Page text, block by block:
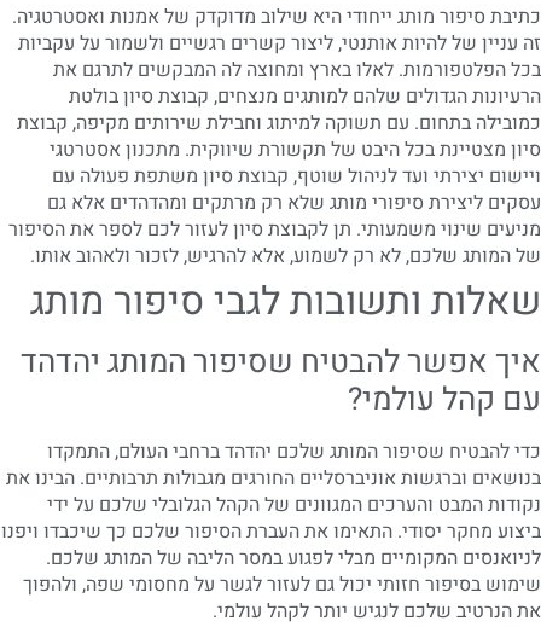
כתיבת סיפור מותג ייחודי היא שילוב מדוקדק של אמנות ואסטרטגיה.
זה עניין של להיות אותנטי, ליצור קשרים רגשיים ולשמור על עקביות
בכל הפלטפורמות. לאלו בארץ ומחוצה לה המבקשים לתרגם את
הרעיונות הגדולים שלהם למותגים מנצחים, קבוצת סיון בולטת
כמובילה בתחום. עם תשוקה למיתוג וחבילת שירותים מקיפה, קבוצת
סיון מצטיינת בכל היבט של תקשורת שיווקית. מתכנון אסטרטגי
ויישום יצירתי ועד לניהול שוטף, קבוצת סיון משתפת פעולה עם
עסקים ליצירת סיפורי מותג שלא רק מרתקים ומהדהדים אלא גם
מניעים שינוי משמעותי. תן לקבוצת סיון לעזור לכם לספר את הסיפור
של המותג שלכם, לא רק לשמוע, אלא להרגיש, לזכור ולאהוב אותו.
שאלות ותשובות לגבי סיפור מותג
איך אפשר להבטיח שסיפור המותג יהדהד
עם קהל עולמי?
כדי להבטיח שסיפור המותג שלכם יהדהד ברחבי העולם, התמקדו
בנושאים וברגשות אוניברסליים החורגים מגבולות תרבותיים. הבינו את
נקודות המבט והערכים המגוונים של הקהל הגלובלי שלכם על ידי
ביצוע מחקר יסודי. התאימו את העברת הסיפור שלכם כך שיכבדו ויפנו
לניואנסים המקומיים מבלי לפגוע במסר הליבה של המותג שלכם.
שימוש בסיפור חזותי יכול גם לעזור לגשר על מחסומי שפה, ולהפוך
את הנרטיב שלכם לנגיש יותר לקהל עולמי.